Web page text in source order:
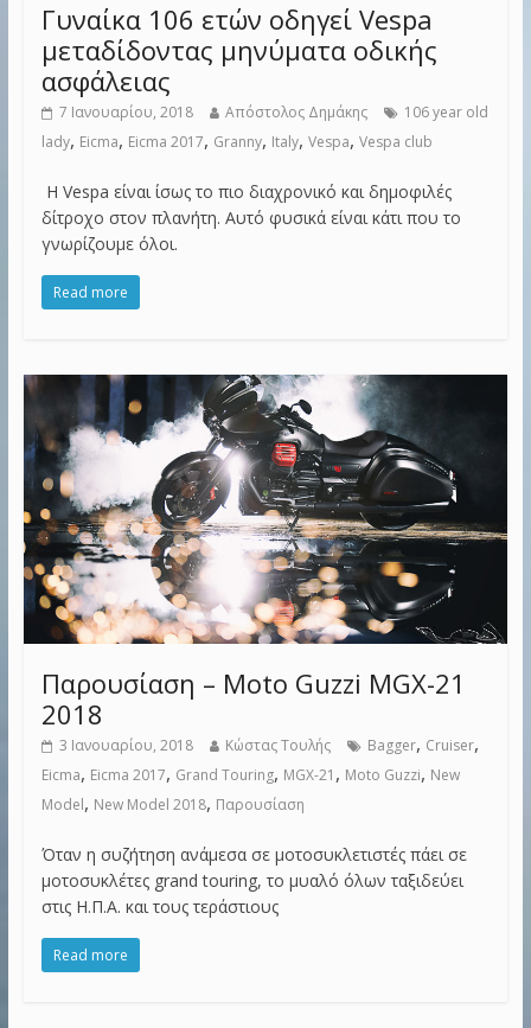
Γυναίκα 106 ετών οδηγεί Vespa
μεταδίδοντας μηνύματα οδικής
ασφάλειας
7 Ιανουαρίου, 2018 Απόστολος Δημάκης
106 year old
lady, Eicma, Eicma 2017, Granny, Italy, Vespa, Vespa club
Η Vespa είναι ίσως το πιο διαχρονικό και δημοφιλές
δίτροχο στον πλανήτη. Αυτό φυσικά είναι κάτι που το
γνωρίζουμε όλοι.
Read more
Παρουσίαση – Moto Guzzi MGX-21
2018
3 Ιανουαρίου, 2018 Κώστας Τουλής Bagger, Cruiser,
Eicma, Eicma 2017, Grand Touring, MGX-21 , Moto Guzzi, New
Model, New Model 2018, Παρουσίαση
Όταν η συζήτηση ανάμεσα σε μοτοσυκλετιστές πάει σε
μοτοσυκλέτες grand touring, το μυαλό όλων ταξιδεύει
στις Η.Π.Α. και τους τεράστιους
Read more